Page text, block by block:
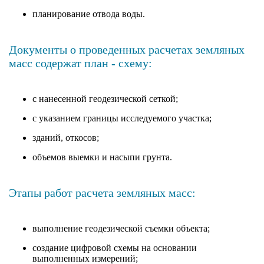
планирование отвода воды.
Документы о проведенных расчетах земляных
масс содержат план - схему:
с нанесенной геодезической сеткой;
с указанием границы исследуемого участка;
зданий, откосов;
объемов выемки и насыпи грунта.
Этапы работ расчета земляных масс:
выполнение геодезической съемки объекта;
создание цифровой схемы на основании
выполненных измерений;